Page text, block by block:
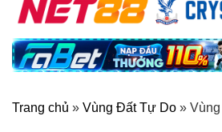
Trang chủ » Vùng Đất Tự Do »